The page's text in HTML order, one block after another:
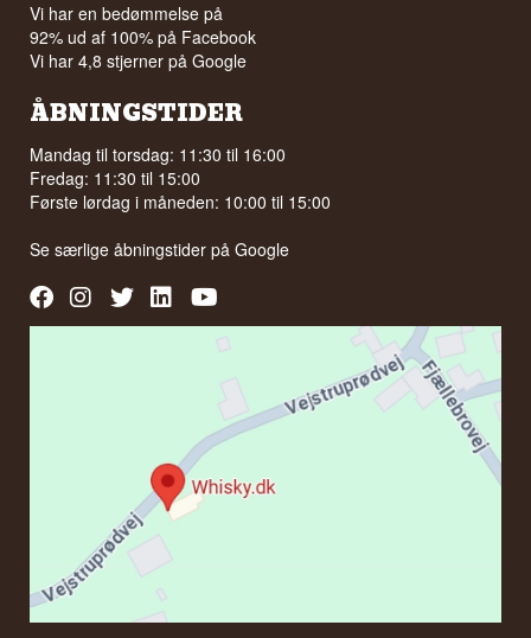
Vi har en bedømmelse på
92% ud af 100% på Facebook
Vi har 4,8 stjerner på Google
ÅBNINGSTIDER
Mandag til torsdag: 11:30 til 16:00
Fredag: 11:30 til 15:00
Første lørdag i måneden: 10:00 til 15:00
Se særlige åbningstider påGoogle